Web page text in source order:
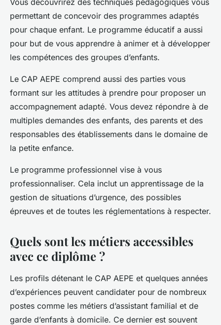
permettant de concevoir des programmes adaptés
pour chaque enfant. Le programme éducatif a aussi
pour but de vous apprendre à animer et à développer
les compétences des groupes d’enfants.
Le CAP AEPE comprend aussi des parties vous
formant sur les attitudes à prendre pour proposer un
accompagnement adapté. Vous devez répondre à de
multiples demandes des enfants, des parents et des
responsables des établissements dans le domaine de
la petite enfance.
Le programme professionnel vise à vous
professionnaliser. Cela inclut un apprentissage de la
gestion de situations d’urgence, des possibles
épreuves et de toutes les réglementations à respecter.
Quels sont les métiers accessibles
avec ce diplôme ?
Les profils détenant le CAP AEPE et quelques années
d’expériences peuvent candidater pour de nombreux
postes comme les métiers d’assistant familial et de
garde d’enfants à domicile. Ce dernier est souvent